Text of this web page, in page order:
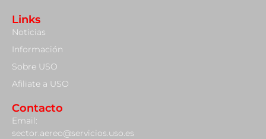
Links
Noticias
Información
Sobre USO
Afiliate a USO
Contacto
Email:
sector.aereo@servicios.uso.es